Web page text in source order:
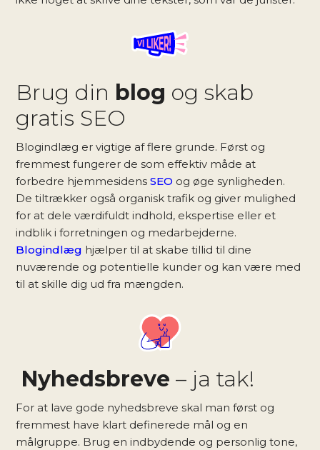
Brug din blog og skab
gratis SEO
Blogindlæg er vigtige af flere grunde. Først og
fremmest fungerer de som effektiv måde at
forbedre hjemmesidensSEO og øge synligheden.
De tiltrækker også organisk trafik og giver mulighed
for at dele værdifuldt indhold, ekspertise eller et
indblik i forretningen og medarbejderne.
Blogindlæg hjælper til at skabe tillid til dine
nuværende og potentielle kunder og kan være med
til at skille dig ud fra mængden.
Nyhedsbreve – ja tak!
For at lave gode nyhedsbreve skal man først og
fremmest have klart definerede mål og en
målgruppe. Brug en indbydende og personlig tone,